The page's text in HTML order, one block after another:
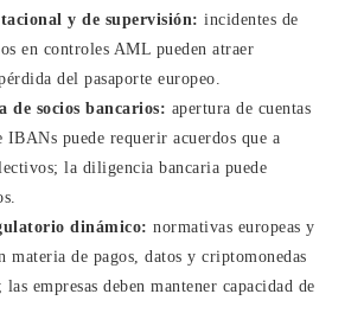
y de supervisión: incidentes de
en controles AML pueden atraer
del pasaporte europeo.
de socios bancarios: apertura de cuentas
IBANs puede requerir acuerdos que a
la diligencia bancaria puede
dinámico: normativas europeas y
materia de pagos, datos y criptomonedas
empresas deben mantener capacidad de